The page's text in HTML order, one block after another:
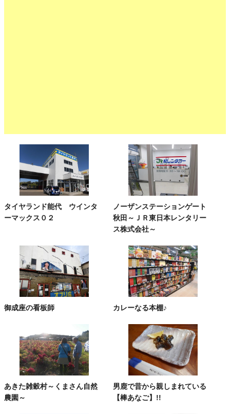
タイヤランド能代 ウインタ
ーマックス０２
ノーザンステーションゲート
秋田～ＪＲ東日本レンタリー
ス株式会社～
御成座の看板師 カレーなる本棚♪
あきた雑穀村～くまさん自然
農園～
男鹿で昔から親しまれている
【棒あなご】!!